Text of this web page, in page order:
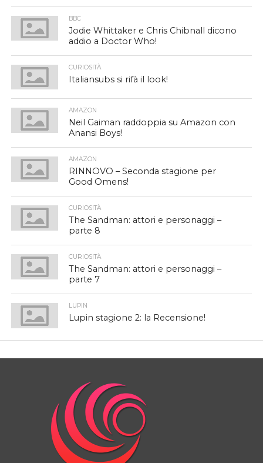
BBC
Jodie Whittaker e Chris Chibnall dicono
addio a Doctor Who!
CURIOSITÀ
Italiansubs si rifà il look!
AMAZON
Neil Gaiman raddoppia su Amazon con
Anansi Boys!
AMAZON
RINNOVO – Seconda stagione per
Good Omens!
CURIOSITÀ
The Sandman: attori e personaggi –
parte 8
CURIOSITÀ
The Sandman: attori e personaggi –
parte 7
LUPIN
Lupin stagione 2: la Recensione!